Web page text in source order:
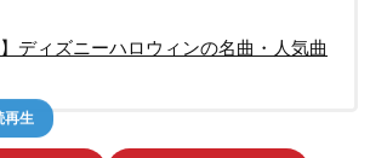
ディズニーハロウィンの名曲・人気曲
再生